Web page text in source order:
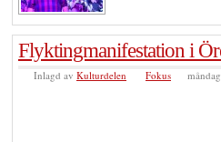
Flyktingmanifestation i
Inlagd av Kulturdelen Fokus